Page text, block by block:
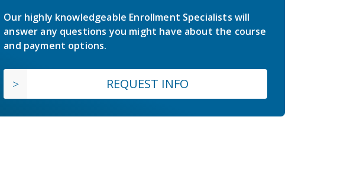
Our highly knowledgeable Enrollment Specialists will
answer any questions you might have about the course
and payment options.
REQUEST INFO